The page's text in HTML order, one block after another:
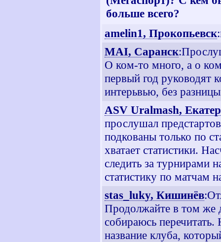
больше всего?
amelin1, Прокопьевск
MAI, Саранск
О ком-то много, а о
первый год руководят
интерьвью, без
ASV Uralmash,
прослушал
подкованы только по
хватает статистики.
следить за турнирами
статистику по матчам
stas_luky, Кишинёв
Продолжайте в том же
собираюсь
название клуба,